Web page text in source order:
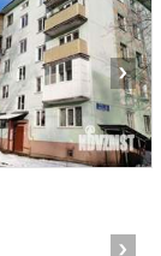
›
›